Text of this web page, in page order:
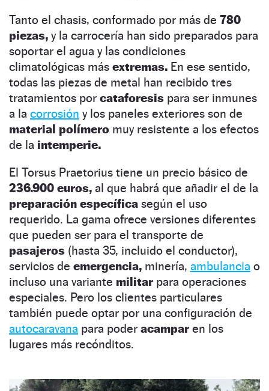
Tanto el chasis, conformado por más de 780
piezas, y la carrocería han sido preparados para
soportar el agua y las condiciones
climatológicas más extremas. En ese sentido,
todas las piezas de metal han recibido tres
tratamientos por cataforesis para ser inmunes
a la corrosión y los paneles exteriores son de
material polímero muy resistente a los efectos
de la intemperie.
El Torsus Praetorius tiene un precio básico de
236.900 euros, al que habrá que añadir el de la
preparación específica según el uso
requerido. La gama ofrece versiones diferentes
que pueden ser para el transporte de
pasajeros (hasta 35, incluido el conductor),
servicios de emergencia, minería, ambulancia o
incluso una variante militarpara operaciones
especiales. Pero los clientes particulares
también puede optar por una configuración de
autocaravana para poder acamparen los
lugares más recónditos.